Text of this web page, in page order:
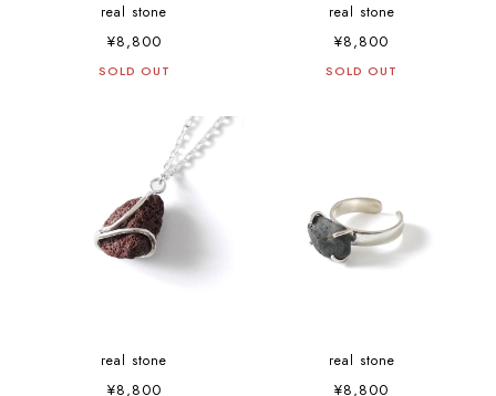
real stone
¥8,800
SOLD OUT
real stone
¥8,800
SOLD OUT
real stone
¥8,800
real stone
¥8,800